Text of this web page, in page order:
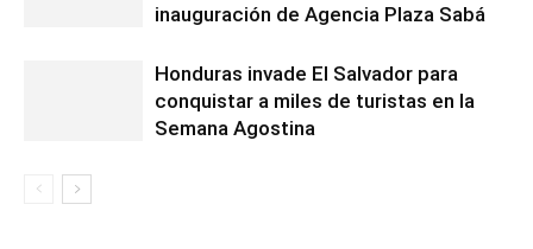
inauguración de Agencia Plaza Sabá
Honduras invade El Salvador para
conquistar a miles de turistas en la
Semana Agostina